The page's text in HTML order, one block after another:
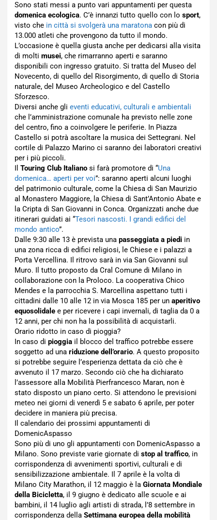
Sono stati messi a punto vari appuntamenti per questa
domenica ecologica. C’è innanzi tutto quello con lo sport,
visto che in città si svolgerà una maratona con più di
13.000 atleti che provengono da tutto il mondo.
L’occasione è quella giusta anche per dedicarsi alla visita
di molti musei, che rimarranno aperti e saranno
disponibili con ingresso gratuito. Si tratta del Museo del
Novecento, di quello del Risorgimento, di quello di Storia
naturale, del Museo Archeologico e del Castello
Sforzesco.
Diversi anche gli eventi educativi, culturali e ambientali
che l’amministrazione comunale ha previsto nelle zone
del centro, fino a coinvolgere le periferie. In Piazza
Castello si potrà ascoltare la musica dei Settegrani. Nel
cortile di Palazzo Marino ci saranno dei laboratori creativi
per i più piccoli.
Il Touring Club Italiano si farà promotore di “Una
domenica… aperti per voi”: saranno aperti alcuni luoghi
del patrimonio culturale, come la Chiesa di San Maurizio
al Monastero Maggiore, la Chiesa di Sant’Antonio Abate e
la Cripta di San Giovanni in Conca. Organizzati anche due
itinerari guidati ai “Tesori nascosti. I grandi edifici del
mondo antico”.
Dalle 9:30 alle 13 è prevista una passeggiata a piedi in
una zona ricca di edifici religiosi, le Chiese e i palazzi a
Porta Vercellina. Il ritrovo sarà in via San Giovanni sul
Muro. Il tutto proposto da Cral Comune di Milano in
collaborazione con la Proloco. La cooperativa Chico
Mendes e la parrocchia S. Marcellina aspettano tutti i
cittadini dalle 10 alle 12 in via Mosca 185 per un aperitivo
equosolidale e per ricevere i capi invernali, di taglia da 0 a
12 anni, per chi non ha la possibilità di acquistarli.
Orario ridotto in caso di pioggia?
In caso di pioggia il blocco del traffico potrebbe essere
soggetto ad una riduzione dell’orario. A questo proposito
si potrebbe seguire l’esperienza dettata da ciò che è
avvenuto il 17 marzo. Secondo ciò che ha dichiarato
l’assessore alla Mobilità Pierfrancesco Maran, non è
stato disposto un piano certo. Si attendono le previsioni
meteo nei giorni di venerdì 5 e sabato 6 aprile, per poter
decidere in maniera più precisa.
Il calendario dei prossimi appuntamenti di
DomenicAspasso
Sono più di uno gli appuntamenti con DomenicAspasso a
Milano. Sono previste varie giornate di stop al traffico, in
corrispondenza di avvenimenti sportivi, culturali e di
sensibilizzazione ambientale. Il 7 aprile è la volta di
Milano City Marathon, il 12 maggio è la Giornata Mondiale
della Bicicletta, il 9 giugno è dedicato alle scuole e ai
bambini, il 14 luglio agli artisti di strada, l’8 settembre in
corrispondenza della Settimana europea della mobilità